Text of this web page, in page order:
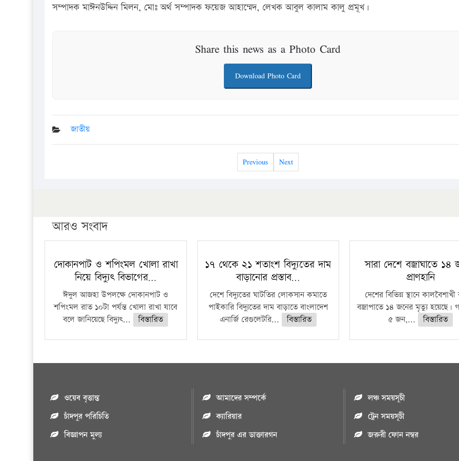
সম্পাদক মাঈনউদ্দিন মিলন, মোঃ অর্থ সম্পাদক ফয়েজ আহাম্মেদ, লেখক আবুল কালাম কালু প্রমূখ।
Share this news as a Photo Card
Download Photo Card
জাতীয়
Previous Next
আরও সংবাদ
দোকানপাট ও শপিংমল খোলা রাখা
নিয়ে বিদ্যুৎ বিভাগের…
ঈদুল আজহা উপলক্ষে দোকানপাট ও
শপিংমল রাত ১০টা পর্যন্ত খোলা রাখা যাবে
বলে জানিয়েছে বিদ্যুৎ...
বিস্তারিত
১৭ থেকে ২১ শতাংশ বিদ্যুতের দাম
বাড়ানোর প্রস্তাব…
দেশে বিদ্যুতের ঘাটতির লোকসান কমাতে
পাইকারি বিদ্যুতের দাম বাড়াতে বাংলাদেশ
এনার্জি রেগুলেটরি...
বিস্তারিত
সারা দেশে বজ্রাঘাতে ১৪
প্রাণহানি
দেশের বিভিন্ন স্থানে
বজ্রাপাতে ১৪ জনের মৃত্যু হয়েছে।
৫ জন,...
বিস্তারিত
ওয়েব বৃত্তান্ত
চাঁদপুর পরিচিতি
বিজ্ঞাপন মুল্য
আমাদের সম্পর্কে
ক্যারিয়ার
চাঁদপুর এর ডাক্তারগন
লঞ্চ সময়সূচী
ট্রেন সময়সূচী
জরুরী ফোন নম্বর